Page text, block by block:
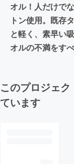
オル！人だけで
トン使用。既存
と軽く、素早い
オルの不満をす
このプロジェ
ています